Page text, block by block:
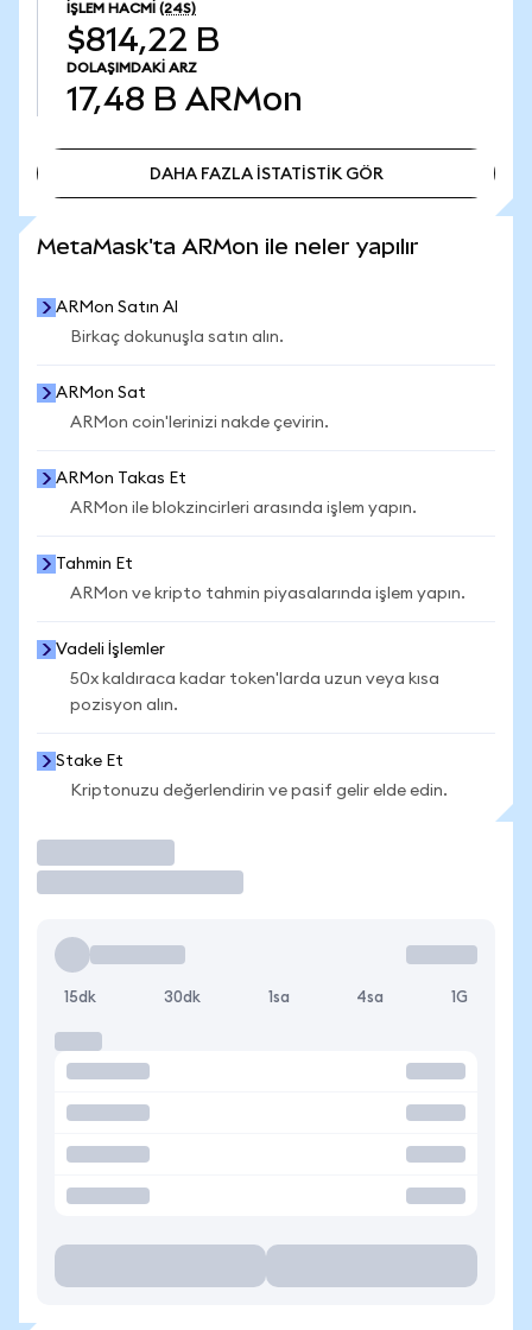
İŞLEM HACMI (24S)
$814,22 B
DOLAŞIMDAKI ARZ
17,48 B ARMon
DAHA FAZLA İSTATİSTİK GÖR
MetaMask'ta ARMon ile neler yapılır
ARMon Satın Al
Birkaç dokunuşla satın alın.
ARMon Sat
ARMon coin'lerinizi nakde çevirin.
ARMon Takas Et
ARMon ile blokzincirleri arasında işlem yapın.
Tahmin Et
ARMon ve kripto tahmin piyasalarında işlem yapın.
Vadeli İşlemler
50x kaldıraca kadar token'larda uzun veya kısa
pozisyon alın.
Stake Et
Kriptonuzu değerlendirin ve pasif gelir elde edin.
15dk 30dk 1sa 4sa 1G